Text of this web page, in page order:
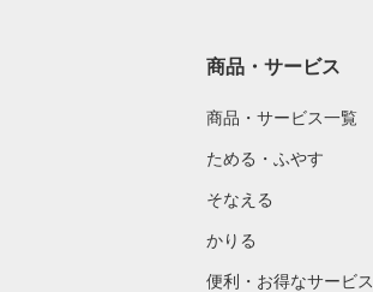
商品・サービス
商品・サービス一覧
ためる・ふやす
そなえる
かりる
便利・お得なサービス